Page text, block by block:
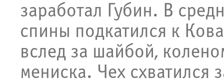
заработал Губин. В
спины подкатился к
вслед за шайбой,
мениска. Чех схватился